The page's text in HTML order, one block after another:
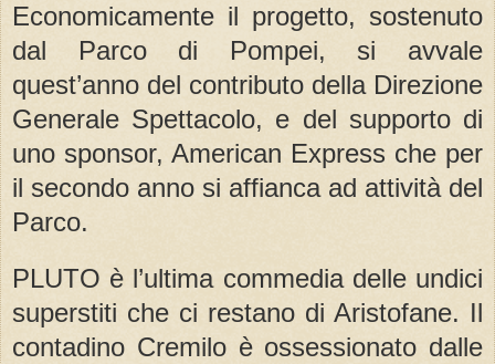
Economicamente il progetto, sostenuto
dal Parco di Pompei, si avvale
quest’anno del contributo della Direzione
Generale Spettacolo, e del supporto di
uno sponsor, American Express che per
il secondo anno si affianca ad attività del
Parco.
PLUTO è l’ultima commedia delle undici
superstiti che ci restano di Aristofane. Il
contadino Cremilo è ossessionato dalle